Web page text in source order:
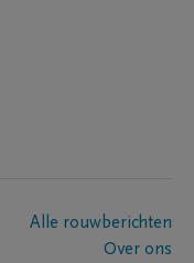
Alle rouwberichten
Over ons